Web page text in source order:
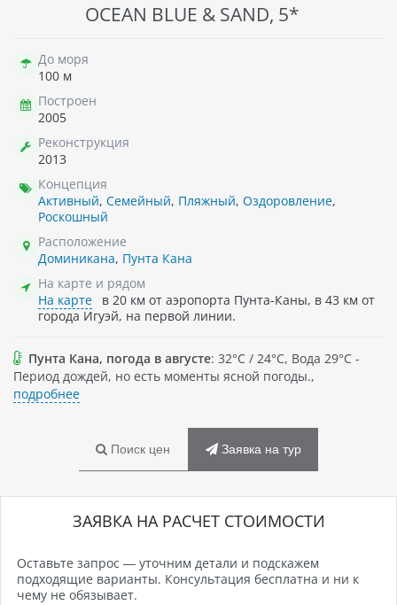
OCEAN BLUE & SAND, 5*
До моря
100 м
Построен
2005
Реконструкция
2013
Концепция
Активный, Семейный, Пляжный, Оздоровление,
Роскошный
Расположение
Доминикана, Пунта Кана
На карте и рядом
На карте
в 20 км от аэропорта Пунта-Каны, в 43 км от
города Игуэй, на первой линии.
Пунта Кана, погода в августе: 32°C / 24°C, Вода 29°C -
Период дождей, но есть моменты ясной погоды.,
подробнее
Поиск цен Заявка на тур
ЗАЯВКА НА РАСЧЕТ СТОИМОСТИ
Оставьте запрос — уточним детали и подскажем
подходящие варианты. Консультация бесплатна и ни к
чему не обязывает.